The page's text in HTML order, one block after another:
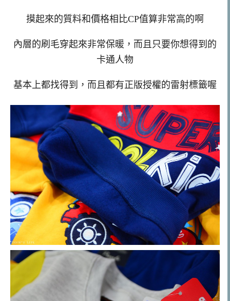
摸起來的質料和價格相比CP值算非常高的啊
內層的刷毛穿起來非常保暖，而且只要你想得到的
卡通人物
基本上都找得到，而且都有正版授權的雷射標籤喔